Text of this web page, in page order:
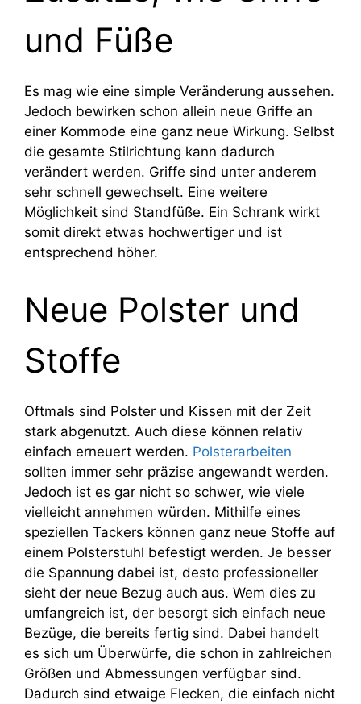
und Füße
Es mag wie eine simple Veränderung aussehen.
Jedoch bewirken schon allein neue Griffe an
einer Kommode eine ganz neue Wirkung. Selbst
die gesamte Stilrichtung kann dadurch
verändert werden. Griffe sind unter anderem
sehr schnell gewechselt. Eine weitere
Möglichkeit sind Standfüße. Ein Schrank wirkt
somit direkt etwas hochwertiger und ist
entsprechend höher.
Neue Polster und
Stoffe
Oftmals sind Polster und Kissen mit der Zeit
stark abgenutzt. Auch diese können relativ
einfach erneuert werden. Polsterarbeiten
sollten immer sehr präzise angewandt werden.
Jedoch ist es gar nicht so schwer, wie viele
vielleicht annehmen würden. Mithilfe eines
speziellen Tackers können ganz neue Stoffe auf
einem Polsterstuhl befestigt werden. Je besser
die Spannung dabei ist, desto professioneller
sieht der neue Bezug auch aus. Wem dies zu
umfangreich ist, der besorgt sich einfach neue
Bezüge, die bereits fertig sind. Dabei handelt
es sich um Überwürfe, die schon in zahlreichen
Größen und Abmessungen verfügbar sind.
Dadurch sind etwaige Flecken, die einfach nicht